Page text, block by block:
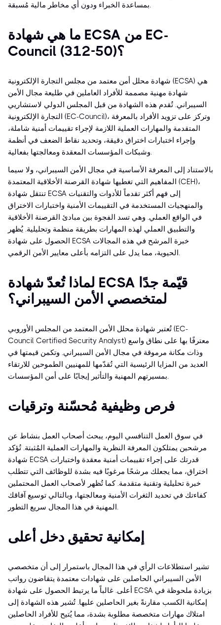
بمساعدة الخبراء ودون أي مخاطر مالية مُسبقة.
ما هي شهادة ECSA من EC-
Council (312-50)؟
شهادة محلل أمن معتمد من مجلس التجارة الإلكترونية (ECSA) هي
شهادة مهنية مصممة للأفراد العاملين في طليعة مجال الأمن
السيبراني. تُقدم هذه الشهادة من قبل المجلس الدولي لاستشاريي
التجارة الإلكترونية (EC-Council)، وتركز على تزويد الأفراد بالمعرفة
المتقدمة والمهارات العملية اللازمة لإجراء تقييمات أمنية شاملة،
وإجراء اختبارات اختراق دقيقة، وتحديد نقاط الضعف في أنظمة
وشبكات المؤسسات المعقدة ومعالجتها بفعالية.
بالاستناد إلى المعرفة الأساسية في مجال الأمن السيبراني، ولا سيما
المفاهيم التي تغطيها شهادة القرصنة الأخلاقية المعتمدة (CEH)،
تنتقل شهادة ECSA إلى فهم أكثر تقدماً للأدوات والتقنيات
والمنهجيات المستخدمة في التقييمات الأمنية واختبارات الاختراق
في الواقع العملي. وهي تسد الفجوة بين مبادئ القرصنة الأخلاقية
والتطبيق العملي لهذه المهارات بطريقة منظمة وتحليلية. يُظهر
الحصول على شهادة ECSA خبرة المرشح في هذه المجالات
الحيوية، مما يدل على التزامه بأعلى معايير الأمن الرقمي.
لماذا تُعدّ شهادة ECSA قيّمة جدًا
لمتخصصي الأمن السيبراني؟
تُعتبر شهادة محلل الأمن المعتمد من المجلس الأوروبي (EC-
Council Certified Security Analyst) معترفًا بها على نطاق واسع
وذات مكانة مرموقة في مجال الأمن السيبراني. وتكمن قيمتها في
العديد من المزايا الرئيسية التي تُقدّمها للمهنيين الطموحين للارتقاء
بمسيرتهم المهنية والتأثير إيجابًا على أمن المؤسسات.
فرص وظيفية مُحسّنة وترقيات
في سوق العمل التنافسي اليوم، يبحث أصحاب العمل بنشاط عن
مرشحين يمتلكون المعرفة النظرية والمهارات العملية المُثبتة. تُؤكد
شهادة ECSA قدرتك على إجراء تقييمات أمنية معقدة واختبارات
اختراق، مما يجعلك مرشحًا مرغوبًا فيه بشدة للوظائف التي تتطلب
خبرة تحليلية وتقنية متقدمة. كما تُظهر لأصحاب العمل المحتملين
كفاءتك في تحديد الثغرات الأمنية ومعالجتها، وبالتالي توسيع آفاقك
المهنية في هذا المجال سريع التطور.
إمكانية تحقيق دخل أعلى
تشير استطلاعات الرأي في هذا المجال باستمرار إلى أن متخصصي
الأمن السيبراني الحاصلين على شهادات معتمدة يتقاضون رواتب
أعلى. غالباً ما يرتبط الحصول على شهادة ECSA بزيادة ملحوظة في
إمكانية الكسب مقارنةً بغير الحاصلين عليها. تُشير هذه الشهادة إلى
امتلاك مهارات متخصصة مطلوبة بشدة، مما يُتيح للأفراد الحاصلين